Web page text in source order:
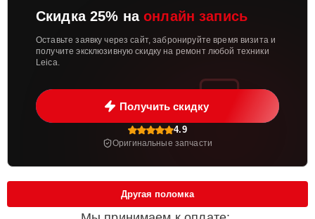
Скидка 25% наонлайн запись
Оставьте заявку через сайт, забронируйте время визита и
получите эксклюзивную скидку на ремонт любой техники
Leica.
Получить скидку
4.9
Оригинальные запчасти
Другая поломка